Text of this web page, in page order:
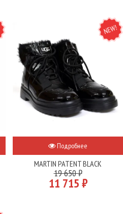
NEW
Подробнее
MARTIN PATENT BLACK
19 650 ₽
11 715 ₽